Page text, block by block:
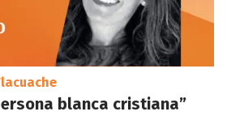
blanca cristiana”